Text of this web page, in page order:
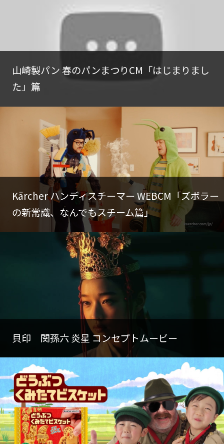
山崎製パン 春のパンまつりCM「はじまりまし
た」篇
Kärcher ハンディスチーマー WEBCM「ズボラー
の新常識、なんでもスチーム篇」
貝印 関孫六 炎星 コンセプトムービー